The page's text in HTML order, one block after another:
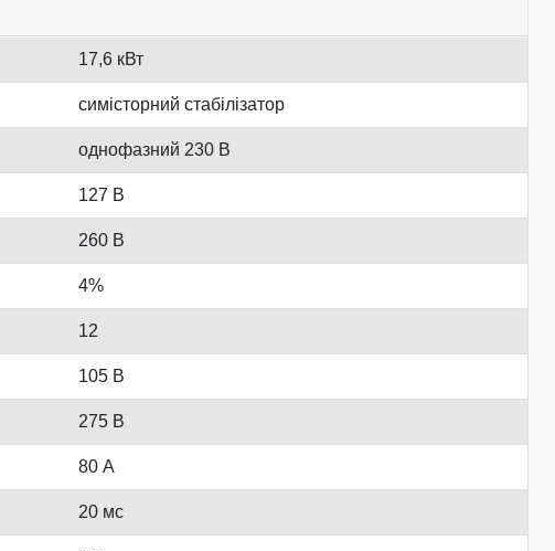
17,6 кВт
симісторний стабілізатор
однофазний 230 В
127 В
260 В
4%
12
105 В
275 В
80 А
20 мс